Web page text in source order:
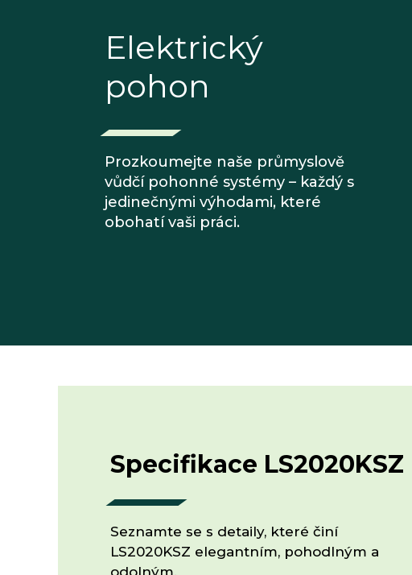
Elektrický
pohon
Prozkoumejte naše průmyslově
vůdčí pohonné systémy – každý s
jedinečnými výhodami, které
obohatí vaši práci.
Specifikace LS2020KSZ
Seznamte se s detaily, které činí
LS2020KSZ elegantním, pohodlným a